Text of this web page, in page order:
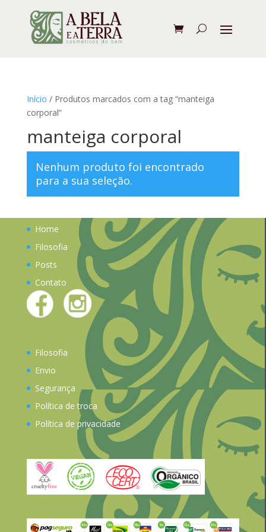
Início / Produtos marcados com a tag “manteiga
corporal”
manteiga corporal
Nenhum produto foi encontrado
para a sua seleção.
Home
Filosofia
Posts
Contato
Filosofia
Envio
Segurança
Política de troca
Política de privacidade